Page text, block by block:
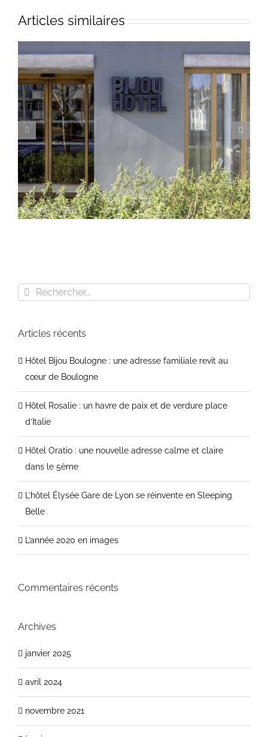
Articles similaires
Rechercher
Articles récents
Hôtel Bijou Boulogne : une adresse familiale revit au
cœur de Boulogne
Hôtel Rosalie : un havre de paix et de verdure place
d’Italie
Hôtel Oratio : une nouvelle adresse calme et claire
dans le 5ème
L’hôtel Élysée Gare de Lyon se réinvente en Sleeping
Belle
L’année 2020 en images
Commentaires récents
Archives
janvier 2025
avril 2024
novembre 2021